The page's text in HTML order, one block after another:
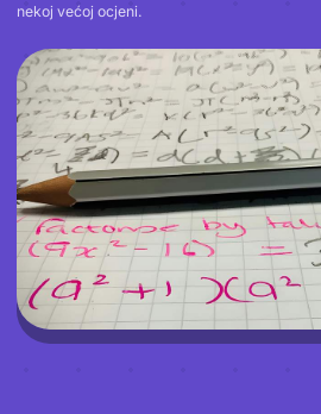
nekoj većoj ocjeni.